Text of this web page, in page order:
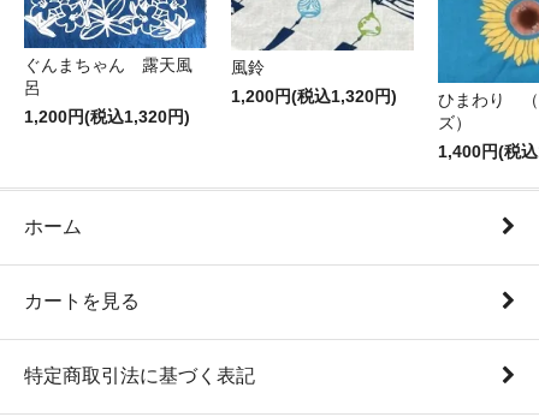
ぐんまちゃん 露天風
呂
1,200円(税込1,320円)
風鈴
1,200円(税込1,320円)
ひまわり （
ズ）
1,400円(税
ホーム
カートを見る
特定商取引法に基づく表記